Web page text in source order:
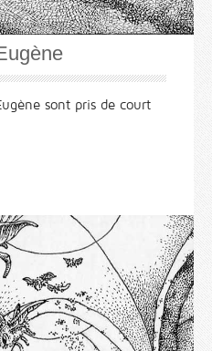
sont pris de court